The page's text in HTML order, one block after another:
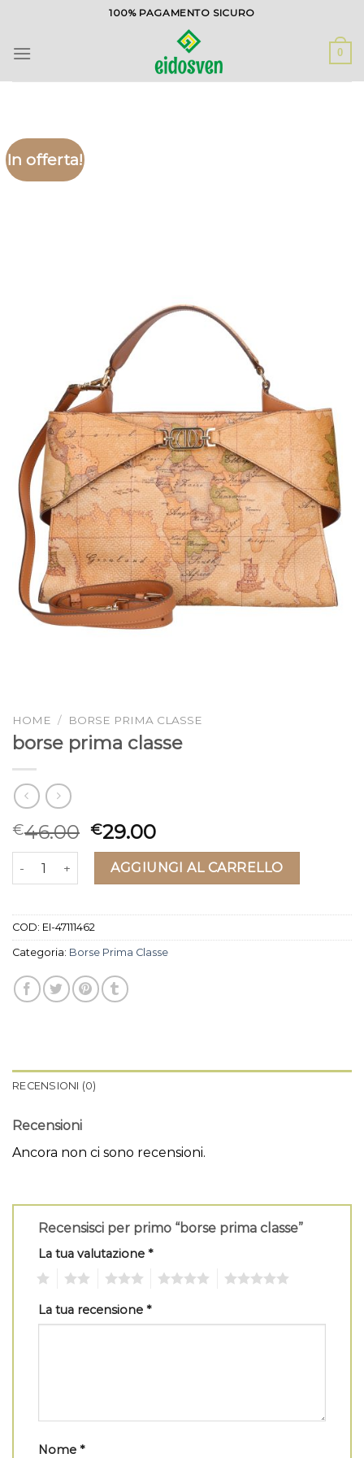
contenuti
100% PAGAMENTO SICURO
0
In offerta!
HOME / BORSE PRIMA CLASSE
borse prima classe
€46.00 €29.00
borse prima classe quantitàAGGIUNGI AL CARRELLO
COD: EI-47111462
Categoria: Borse Prima Classe
RECENSIONI (0)
Recensioni
Ancora non ci sono recensioni.
Recensisci per primo “borse prima classe”
La tua valutazione *
La tua recensione *
Nome *